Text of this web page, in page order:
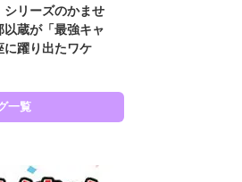
シリーズのかませ
以蔵が「最強キャ
に躍り出たワケ
一覧